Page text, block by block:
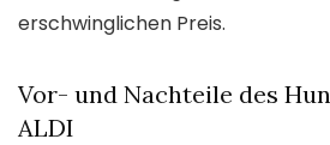
erschwinglichen Preis.
Vor- und Nachteile des
ALDI